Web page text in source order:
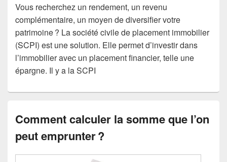
Vous recherchez un rendement, un revenu
complémentaire, un moyen de diversifier votre
patrimoine ? La société civile de placement immobilier
(SCPI) est une solution. Elle permet d’investir dans
l’immobilier avec un placement financier, telle une
épargne. Il y a la SCPI
Comment calculer la somme que l’on
peut emprunter ?